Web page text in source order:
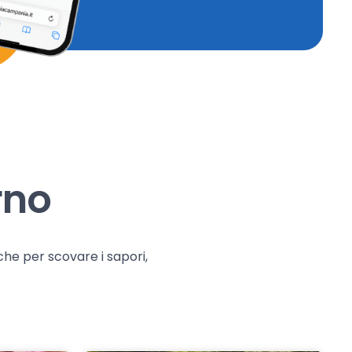
per scovare i sapori,